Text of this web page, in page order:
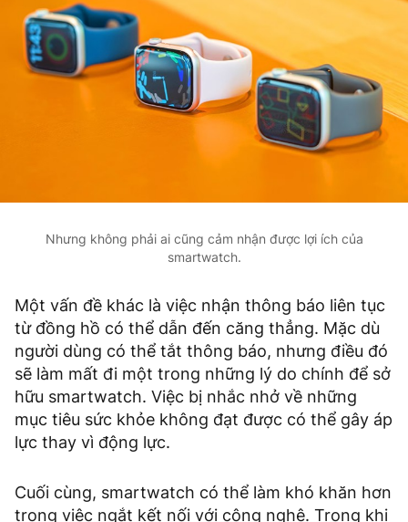
Nhưng không phải ai cũng cảm nhận được lợi ích của
smartwatch.
Một vấn đề khác là việc nhận thông báo liên tục
từ đồng hồ có thể dẫn đến căng thẳng. Mặc dù
người dùng có thể tắt thông báo, nhưng điều đó
sẽ làm mất đi một trong những lý do chính để sở
hữu smartwatch. Việc bị nhắc nhở về những
mục tiêu sức khỏe không đạt được có thể gây áp
lực thay vì động lực.
Cuối cùng, smartwatch có thể làm khó khăn hơn
trong việc ngắt kết nối với công nghệ. Trong khi